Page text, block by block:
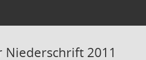
Niederschrift 2011